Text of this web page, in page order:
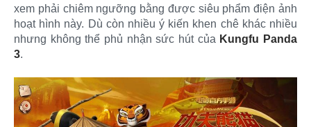
xem phải chiêm ngưỡng bằng được siêu phẩm điện ảnh
hoạt hình này. Dù còn nhiều ý kiến khen chê khác nhiều
nhưng không thể phủ nhận sức hút của Kungfu Panda
3.